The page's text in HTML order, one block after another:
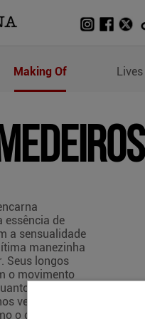
Making Of Lives
essência de
a sensualidade
manezinha
Seus longos
o movimento
seus
verdes
o oceano